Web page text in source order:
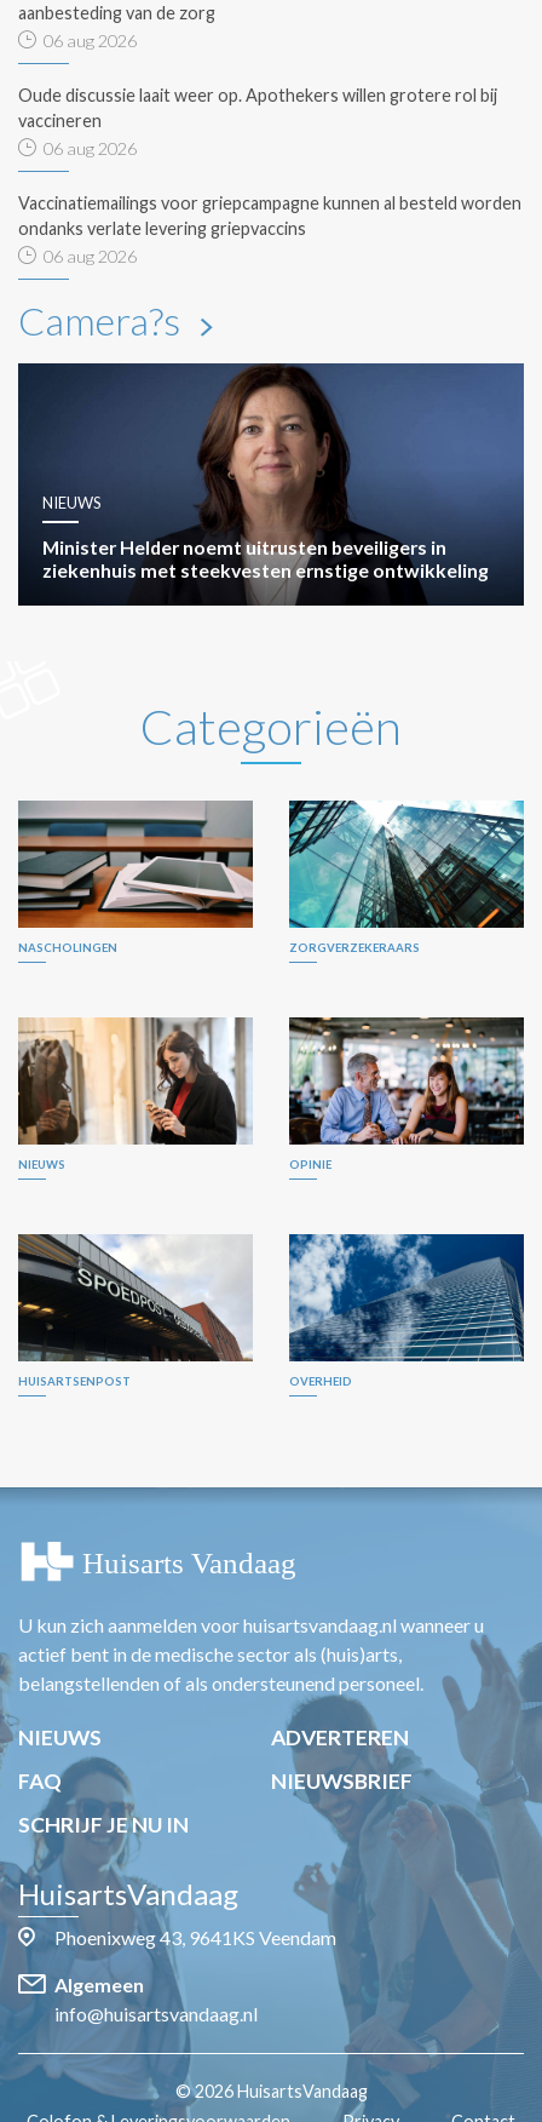
aanbesteding van de zorg
06 aug 2026
Oude discussie laait weer op. Apothekers willen grotere rol bij
vaccineren
06 aug 2026
Vaccinatiemailings voor griepcampagne kunnen al besteld worden
ondanks verlate levering griepvaccins
06 aug 2026
Camera?s
NIEUWS
Minister Helder noemt uitrusten beveiligers in
ziekenhuis met steekvesten ernstige ontwikkeling
Categorieën
NASCHOLINGEN ZORGVERZEKERAARS
NIEUWS OPINIE
HUISARTSENPOST OVERHEID
U kun zich aanmelden voor huisartsvandaag.nl wanneer u
actief bent in de medische sector als (huis)arts,
belangstellenden of als ondersteunend personeel.
NIEUWS
ADVERTEREN
FAQ
NIEUWSBRIEF
SCHRIJF JE NU IN
HuisartsVandaag
Phoenixweg 43, 9641KS Veendam
Algemeen
info@huisartsvandaag.nl
© 2026 HuisartsVandaag